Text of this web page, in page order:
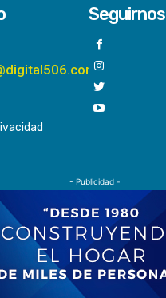
Seguirnos
- Publicidad -